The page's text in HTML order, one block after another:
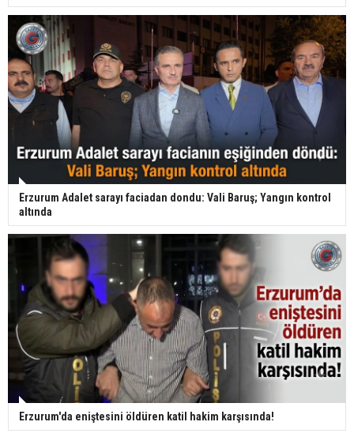
Erzurum Adalet sarayı faciadan dondu: Vali Baruş; Yangın kontrol
altında
Erzurum'da eniştesini öldüren katil hakim karşısında!